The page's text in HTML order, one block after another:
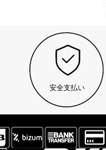
安全支払い